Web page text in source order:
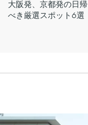
大阪発、京都発の日
べき厳選スポット6選